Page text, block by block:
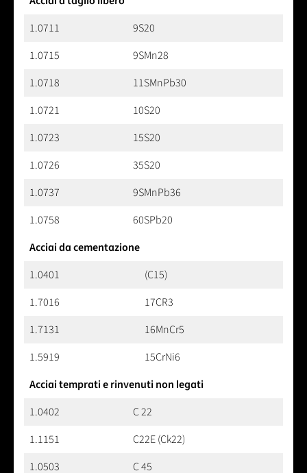
1.0711
9S20
1.0715
9SMn28
1.0718
11SMnPb30
1.0721
10S20
1.0723
15S20
1.0726
35S20
1.0737
9SMnPb36
1.0758
60SPb20
Acciai da cementazione
1.0401
(C15)
1.7016
17CR3
1.7131
16MnCr5
1.5919
15CrNi6
Acciai temprati e rinvenuti non legati
1.0402
C 22
1.1151
C22E (Ck22)
1.0503
C 45